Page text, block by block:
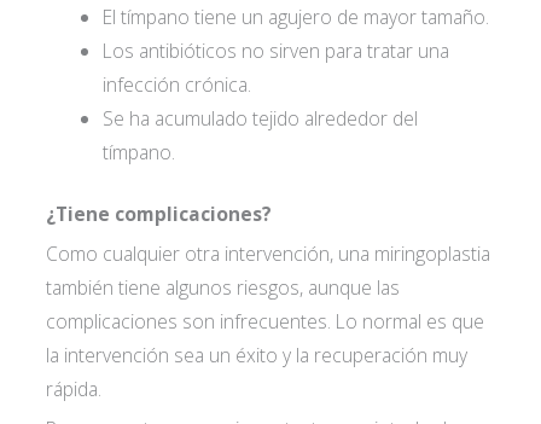
El tímpano tiene un agujero de mayor tamaño.
Los antibióticos no sirven para tratar una
infección crónica.
Se ha acumulado tejido alrededor del
tímpano.
¿Tiene complicaciones?
Como cualquier otra intervención, una miringoplastia
también tiene algunos riesgos, aunque las
complicaciones son infrecuentes. Lo normal es que
la intervención sea un éxito y la recuperación muy
rápida.